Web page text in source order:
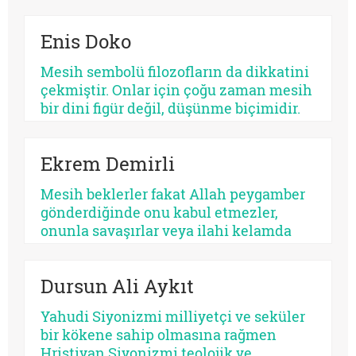
kurtarıcı beklentisi aynı ruhsal içerikle
bazısı sertleştirir. Bazısı dayanıklılık
üretir, bazısı düşmanlık.
Enis Doko
Mesih sembolü filozofların da dikkatini
çekmiştir. Onlar için çoğu zaman mesih
bir dini figür değil, düşünme biçimidir.
onun çoktan sekülerleştiğini ve modern
savunur.
Ekrem Demirli
Mesih beklerler fakat Allah peygamber
gönderdiğinde onu kabul etmezler,
onunla savaşırlar veya ilahi kelamda
için de bunu düşünmek mümkündür:
Beklediklerini iddia ettikleri kurtarıcı
gelse onu da tanımayacaklardır.
Dursun Ali Aykıt
Yahudi Siyonizmi milliyetçi ve seküler
bir kökene sahip olmasına rağmen